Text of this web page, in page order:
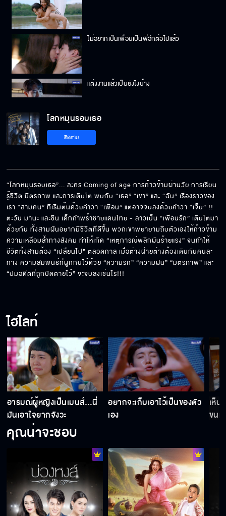
ไม่อยากเป็นเพื่อนเป็นพี่อีกต่อไปแล้ว
แต่งงานแล้วเป็นยังไงบ้าง
มองหาพิธีกรชายมาช่วยตะวันขายของ
เครื่องหมายของความรักและความซื่อสัตย์
ตะวันทำให้เรากล้าเดินบนเส้นทางของตัวเอง
รักแท้ที่ไม่จำเป็นต้องอยู่ในรูปแบบของคนรัก
ผมขอเสี่ยงกับคนที่ทำในสิ่งที่ตัวเองรัก
ที่โกรธเพราะว่าปิดบัง
โลกหมุนรอบเธอ
ติดตาม
“โลกหมุนรอบเธอ”... ละคร Coming of age การก้าวข้ามผ่านวัย การเรียน
รู้ชีวิต มิตรภาพ และการเติบโต พบกับ “เธอ” “เขา” และ “ฉัน” เรื่องราวของ
เรา “สามคน” ที่เริ่มต้นด้วยคำว่า “เพื่อน” แต่อาจจบลงด้วยคำว่า “เจ็บ” !!
ตะวัน มานะ และชิน เด็กกำพร้าชายแดนไทย - ลาวเป็น “เพื่อนรัก” เติบโตมา
ด้วยกัน ทั้งสามฝันอยากมีชีวิตที่ดีขึ้น พวกเขาพยายามถีบตัวเองให้ก้าวข้าม
ความเหลื่อมล้ำทางสังคม ทำให้เกิด “เหตุการณ์พลิกผันร้ายแรง” จนทำให้
ชีวิตทั้งสามต้อง “เปลี่ยนไป” ตลอดกาล เมื่อต่างฝ่ายต่างต้องเดินกันคนละ
ทาง ความสัมพันธ์ที่ผูกกันไว้ด้วย “ความรัก” “ความฝัน” “มิตรภาพ” และ
“ปมอดีตที่ถูกปิดตายไว้” จะจบลงเช่นไร!!!
ไฮไลท์
อารมณ์ผู้หญิงเป็นเมนส์…นี่
มันเอาใจยากจังวะ
อยากจะเก็บเอาไว้เป็นของตัว
เอง
เห็
ขนม
คุณน่าจะชอบ